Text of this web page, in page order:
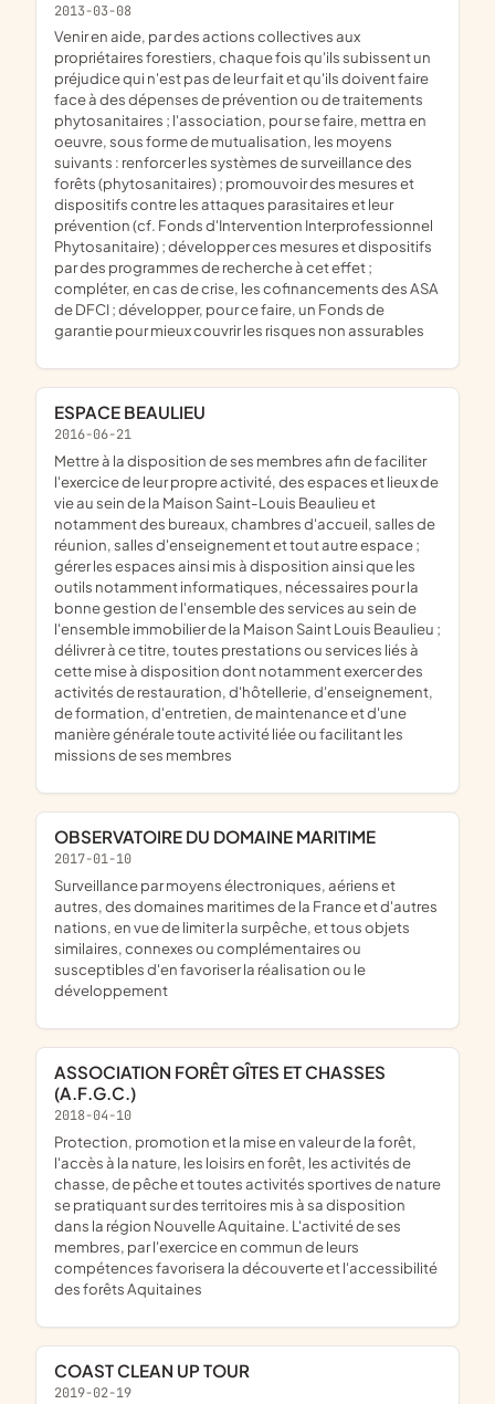
2013-03-08
venir en aide, par des actions collectives aux
propriétaires forestiers, chaque fois qu'ils subissent un
préjudice qui n'est pas de leur fait et qu'ils doivent faire
face à des dépenses de prévention ou de traitements
phytosanitaires ; l'association, pour se faire, mettra en
oeuvre, sous forme de mutualisation, les moyens
suivants : renforcer les systèmes de surveillance des
forêts (phytosanitaires) ; promouvoir des mesures et
dispositifs contre les attaques parasitaires et leur
prévention (cf. Fonds d'Intervention Interprofessionnel
Phytosanitaire) ; développer ces mesures et dispositifs
par des programmes de recherche à cet effet ;
compléter, en cas de crise, les cofinancements des ASA
de DFCI ; développer, pour ce faire, un Fonds de
garantie pour mieux couvrir les risques non assurables
ESPACE BEAULIEU
2016-06-21
mettre à la disposition de ses membres afin de faciliter
l'exercice de leur propre activité, des espaces et lieux de
vie au sein de la Maison Saint-Louis Beaulieu et
notamment des bureaux, chambres d'accueil, salles de
réunion, salles d'enseignement et tout autre espace ;
gérer les espaces ainsi mis à disposition ainsi que les
outils notamment informatiques, nécessaires pour la
bonne gestion de l'ensemble des services au sein de
l'ensemble immobilier de la Maison Saint Louis Beaulieu ;
délivrer à ce titre, toutes prestations ou services liés à
cette mise à disposition dont notamment exercer des
activités de restauration, d'hôtellerie, d'enseignement,
de formation, d'entretien, de maintenance et d'une
manière générale toute activité liée ou facilitant les
missions de ses membres
OBSERVATOIRE DU DOMAINE MARITIME
2017-01-10
surveillance par moyens électroniques, aériens et
autres, des domaines maritimes de la France et d'autres
nations, en vue de limiter la surpêche, et tous objets
similaires, connexes ou complémentaires ou
susceptibles d'en favoriser la réalisation ou le
développement
ASSOCIATION FORÊT GÎTES ET CHASSES
(A.F.G.C.)
2018-04-10
protection, promotion et la mise en valeur de la forêt,
l'accès à la nature, les loisirs en forêt, les activités de
chasse, de pêche et toutes activités sportives de nature
se pratiquant sur des territoires mis à sa disposition
dans la région Nouvelle Aquitaine. L'activité de ses
membres, par l'exercice en commun de leurs
compétences favorisera la découverte et l'accessibilité
des forêts Aquitaines
COAST CLEAN UP TOUR
2019-02-19